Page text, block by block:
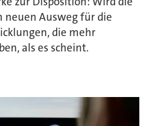
neuen Ausweg für die
die mehr
als es scheint.